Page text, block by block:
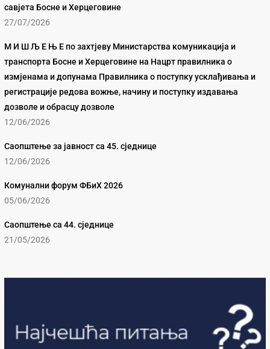
савјета Босне и Херцеговине
27/07/2026
М И Ш Љ Е Њ Е по захтјеву Министарства комуникација и
транспорта Босне и Херцеговине на Нацрт правилника о
измјенама и допунама Правилника о поступку усклађивања и
регистрације редова вожње, начину и поступку издавања
дозволе и обрасцу дозволе
12/06/2026
Саопштење за јавност са 45. сједнице
12/06/2026
Комунални форум ФБиХ 2026
05/06/2026
Саопштење са 44. сједнице
21/05/2026